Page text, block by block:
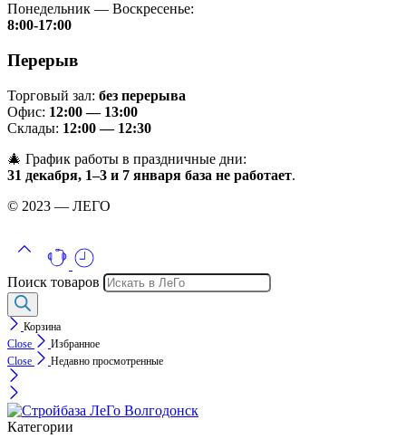
Понедельник — Воскресенье:
8:00-17:00
Перерыв
Торговый зал: без перерыва
Офис: 12:00 — 13:00
Склады: 12:00 — 12:30
🎄 График работы в праздничные дни:
31 декабря, 1–3 и 7 января база не работает.
© 2023 — ЛЕГО
Поиск товаров
Корзина
Close
Избранное
Close
Недавно просмотренные
Категории